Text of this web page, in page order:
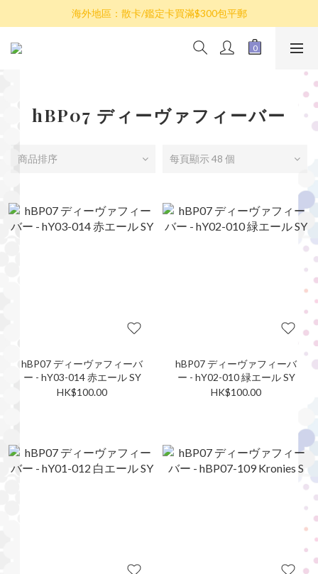
散卡買滿$100包平郵，全部產品買滿$800包順豐(香港境內)
海外地區：散卡/鑑定卡買滿$300包平郵
澳門/台灣/新加坡/馬來西亞/韓國可選擇以順豐到付發貨
hBP07 ディーヴァフィーバー
商品排序 每頁顯示 48 個
hBP07 ディーヴァフィーバ
ー - hY03-014 赤エール SY
HK$100.00
hBP07 ディーヴァフィーバ
ー - hY02-010 緑エール SY
HK$100.00